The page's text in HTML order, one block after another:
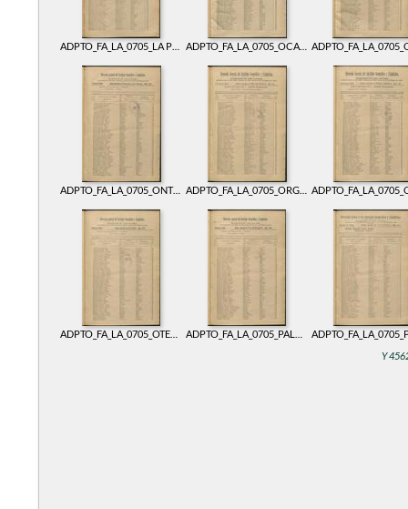
ADPTO_FA_LA_0705_ONTÍGOLA CON OREJA. Libro antiguo 705
Y